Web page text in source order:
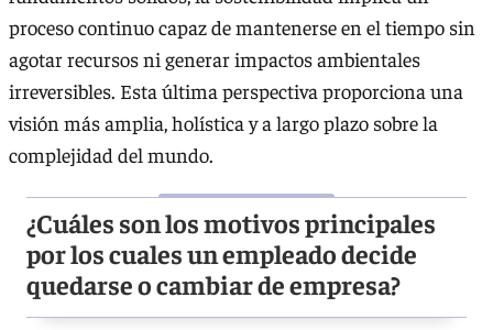
proceso continuo capaz de mantenerse en el tiempo sin
agotar recursos ni generar impactos ambientales
irreversibles. Esta última perspectiva proporciona una
visión más amplia, holística y a largo plazo sobre la
complejidad del mundo.
¿Cuáles son los motivos principales
por los cuales un empleado decide
quedarse o cambiar de empresa?